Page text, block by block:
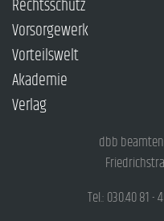
Rechtsschutz
Vorsorgewerk
Vorteilswelt
Akademie
Verlag
dbb
Tel.: 030.40 81 -